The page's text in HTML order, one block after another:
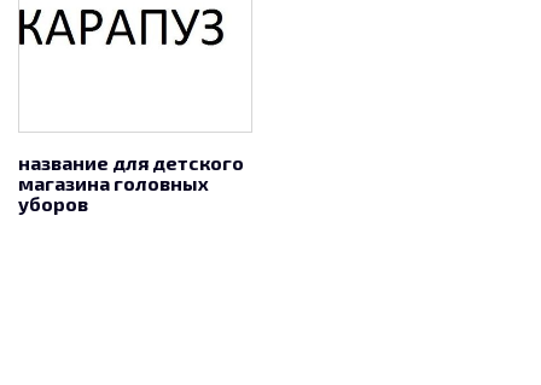
название для детского
магазина головных
уборов